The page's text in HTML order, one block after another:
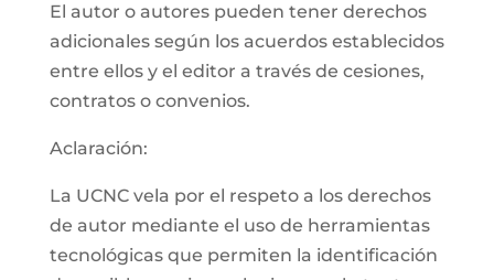
El autor o autores pueden tener derechos
adicionales según los acuerdos establecidos
entre ellos y el editor a través de cesiones,
contratos o convenios.
Aclaración:
La UCNC vela por el respeto a los derechos
de autor mediante el uso de herramientas
tecnológicas que permiten la identificación